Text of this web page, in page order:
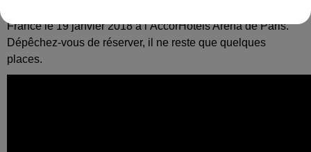
France le 19 janvier 2018 à l’AccorHotels Arena de Paris.
Dépêchez-vous de réserver, il ne reste que quelques
places.